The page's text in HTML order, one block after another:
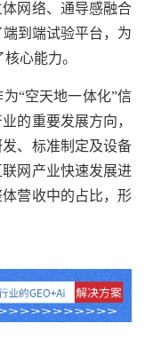
网络、通导感融合
到端试验平台，为
心能力。
“空天地一体化”信
的重要发展方向，
、标准制定及设备
网产业快速发展进
营收中的占比，形